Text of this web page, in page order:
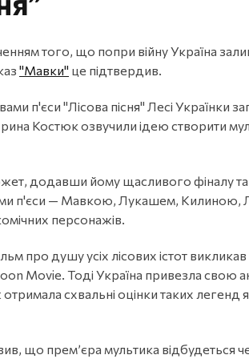
того, що попри війну Україна
"Мавки" це підтвердив.
п'єси "Лісова пісня" Лесі Українки
Костюк озвучили ідею створити
додавши йому щасливого фіналу та
п'єси — Мавкою, Лукашем, Килиною,
персонажів.
про душу усіх лісових істот
Movie. Тоді Україна привезла свою
схвальні оцінки таких легенд
що прем’єра мультика відбудеться